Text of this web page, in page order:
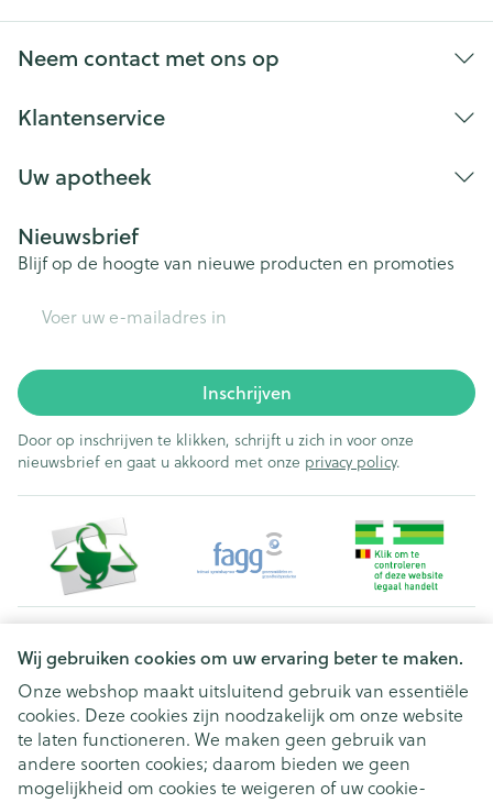
Wij gebruiken cookies om uw ervaring beter te maken.
Onze webshop maakt uitsluitend gebruik van essentiële
cookies. Deze cookies zijn noodzakelijk om onze website
te laten functioneren. We maken geen gebruik van
andere soorten cookies; daarom bieden we geen
mogelijkheid om cookies te weigeren of uw cookie-
Neem contact met ons op
Klantenservice
Uw apotheek
Nieuwsbrief
Blijf op de hoogte van nieuwe producten en promoties
Inschrijven
Door op inschrijven te klikken, schrijft u zich in voor onze
nieuwsbrief en gaat u akkoord met onze privacy policy.
Juridische links